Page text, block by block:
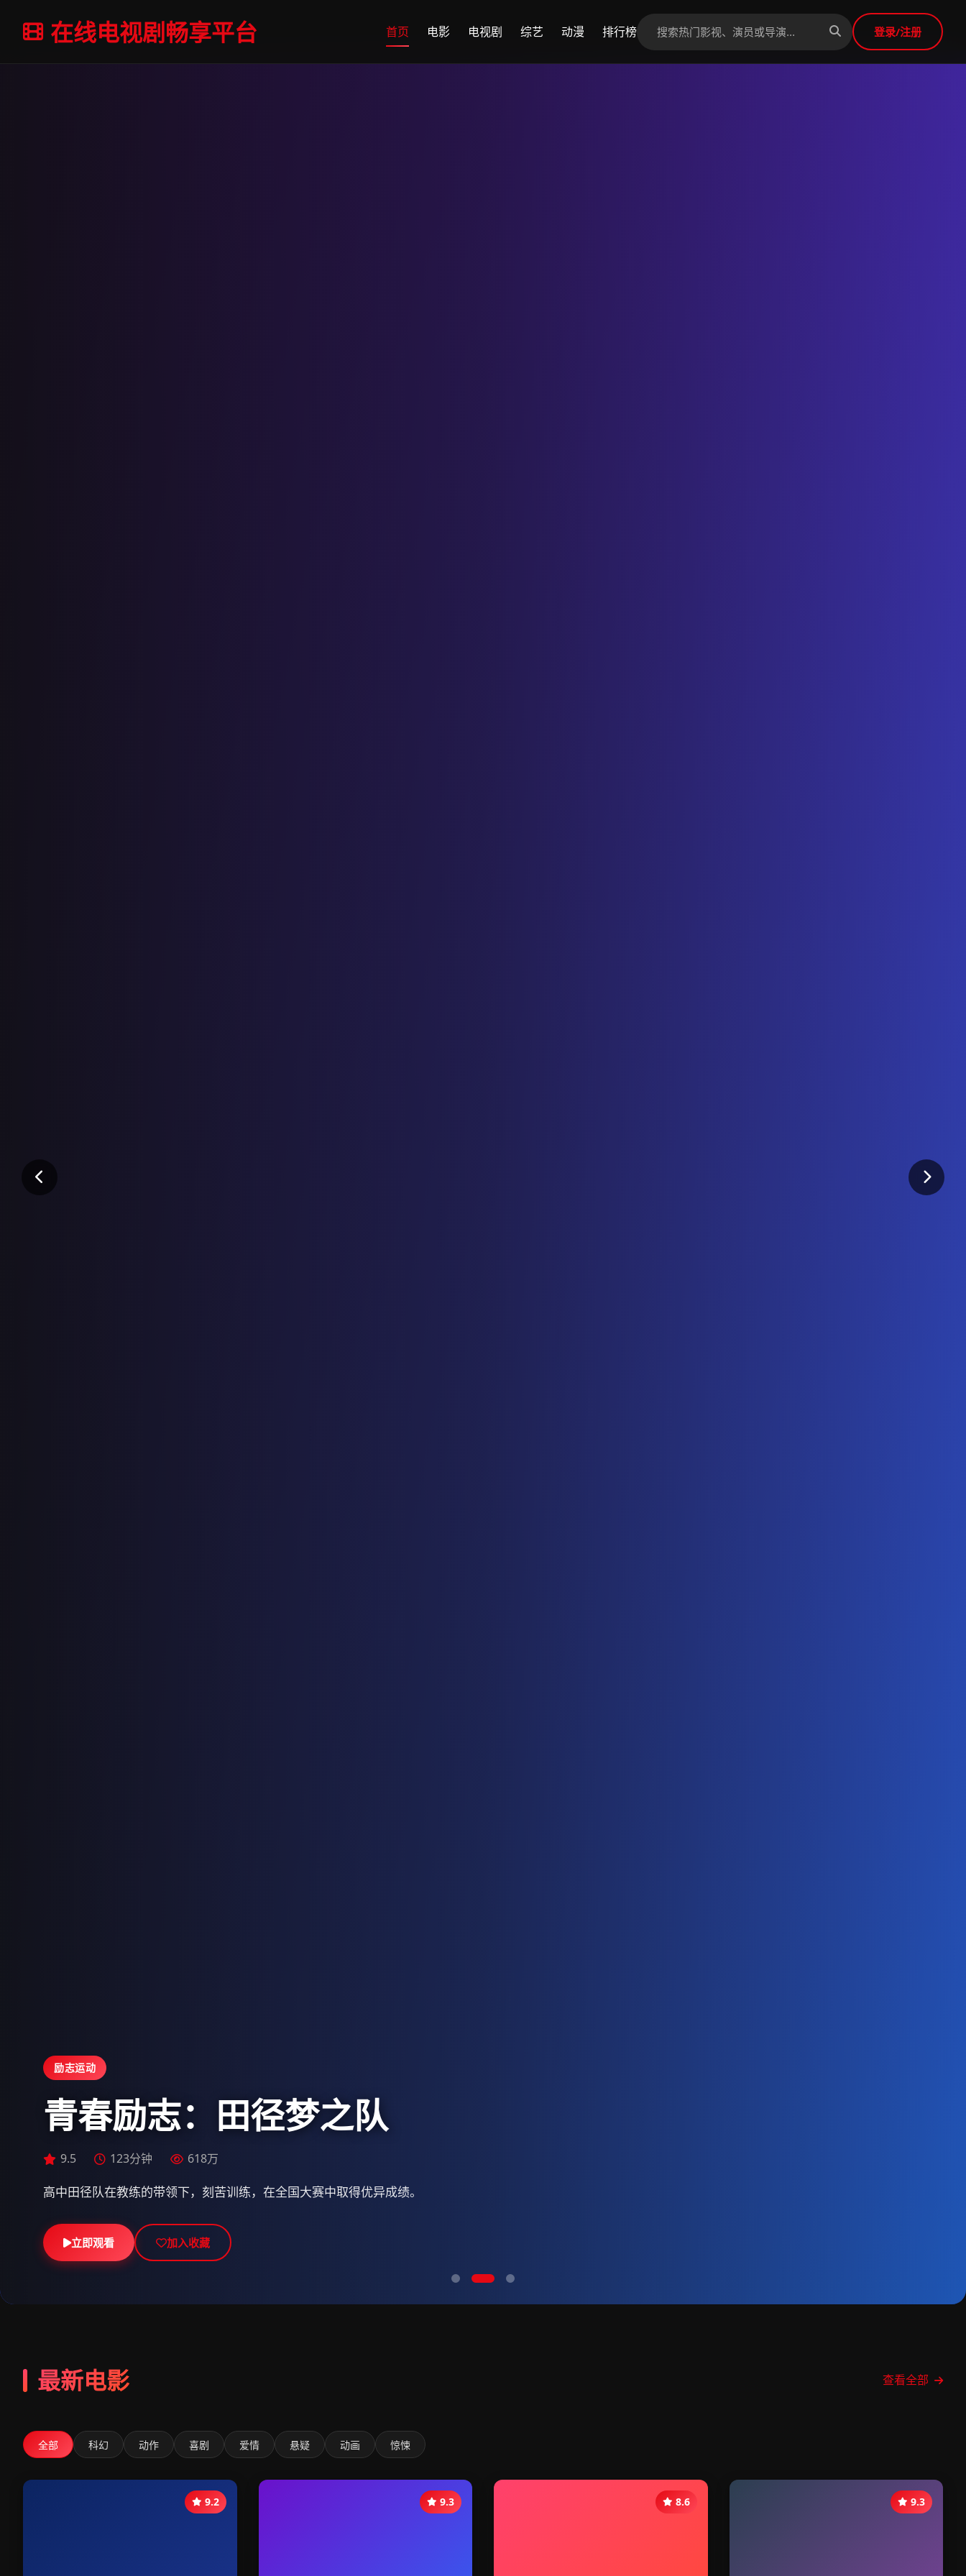
在线电视剧畅享平台 首页 电影 电视剧 综艺 动漫 排行榜 登录/注册
立即观看 加入收藏
励志运动
青春励志：田径梦之队
9.5 123分钟 618万
高中田径队在教练的带领下，刻苦训练，在全国大赛中取得优异成绩。
立即观看 加入收藏
9.6 112分钟 800万
立即观看 加入收藏
最新电影 查看全部
全部 科幻 动作 喜剧 爱情 悬疑 动画 惊悚
9.2 9.3 8.6 9.3